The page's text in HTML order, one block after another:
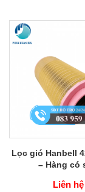
Lọc gió Hanbell
– Hàng có
Liên hệ